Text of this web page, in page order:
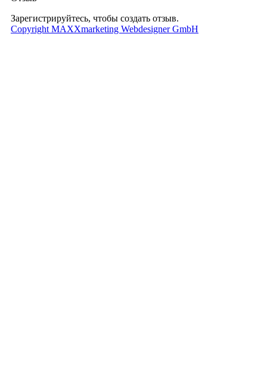
Зарегистрируйтесь, чтобы создать отзыв.
Copyright MAXXmarketing Webdesigner GmbH